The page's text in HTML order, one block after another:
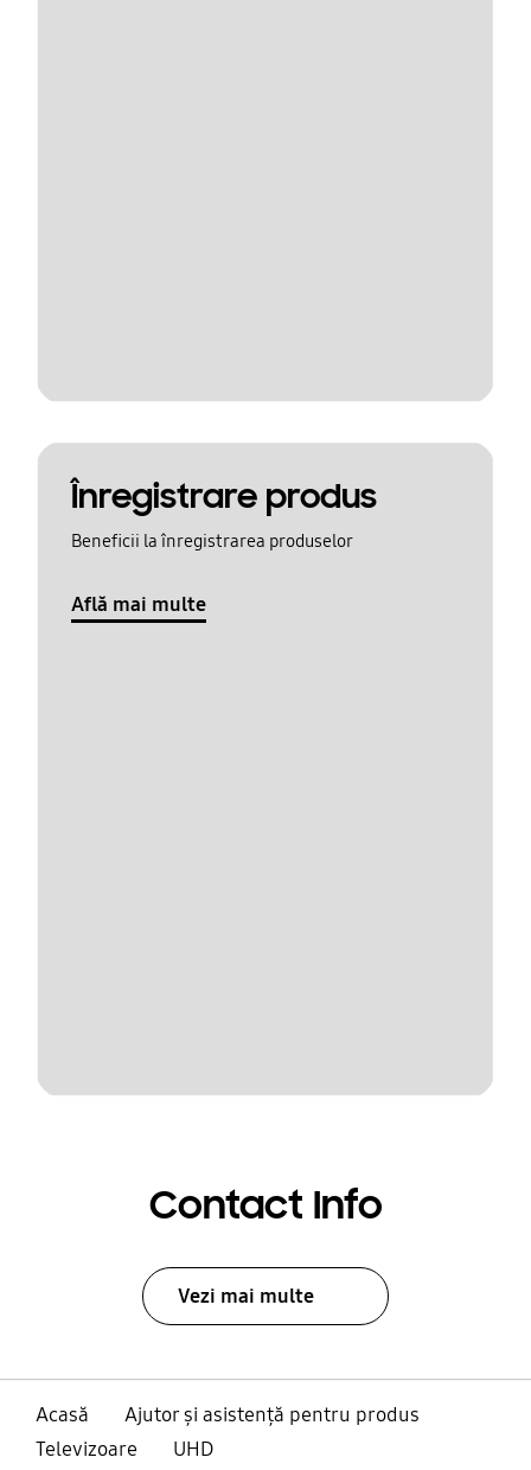
Înregistrare produs
Beneficii la înregistrarea produselor
Află mai multe
Contact Info
Vezi mai multe
Acasă
Ajutor și asistență pentru produs
Televizoare
UHD